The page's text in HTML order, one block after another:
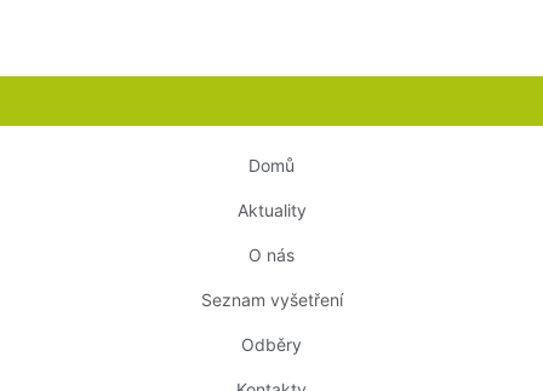
Domů
Aktuality
O nás
Seznam vyšetření
Odběry